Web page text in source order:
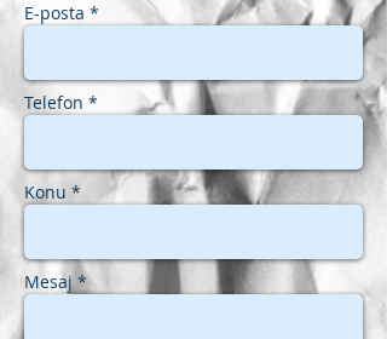
E-posta *
Telefon *
Konu *
Mesaj *